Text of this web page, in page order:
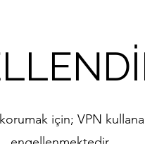
için; VPN